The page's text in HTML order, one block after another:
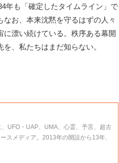
年も「確定したタイムライン」で
お、本来沈黙を守るはずの人々
漂い続けている。秩序ある幕開
、私たちはまだ知らない。
UFO・UAP、UMA、心霊、予言、超古
スメディア。2013年の開設から13年、